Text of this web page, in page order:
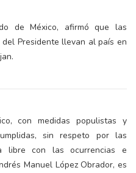
de México, afirmó que las
Presidente llevan al país en
con medidas populistas y
sin respeto por las
libre con las ocurrencias e
Manuel López Obrador, es